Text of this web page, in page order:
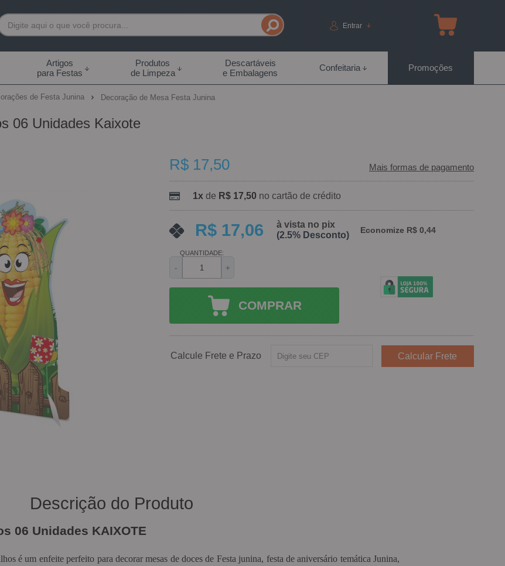
7892
Sábados -
Entrar
Artigos
para Festas
Produtos
de Limpeza
Descartáveis
e Embalagens
Confeitaria Promoções
de Festa Junina Decoração de Mesa Festa Junina
06 Unidades Kaixote
R$ 17,50 Mais formas de pagamento
1xdeR$ 17,50 no cartão de crédito
R$ 17,06
à vista no pix
(2.5% Desconto)
Economize R$ 0,44
QUANTIDADE:
- +
COMPRAR
Calcule Frete e Prazo
Descrição do Produto
06 Unidades KAIXOTE
é um enfeite perfeito para decorar mesas de doces de Festa junina, festa de aniversário temática Junina,